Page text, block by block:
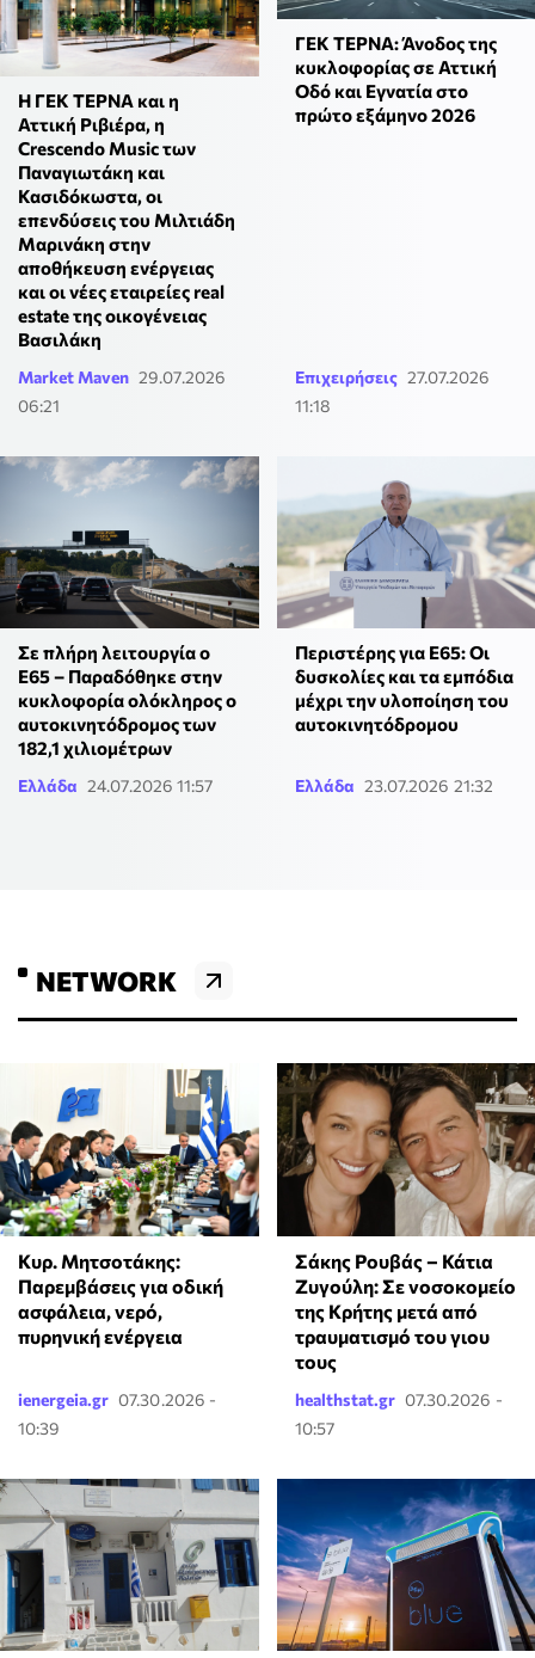
Η ΓΕΚ ΤΕΡΝΑ και η
Αττική Ριβιέρα, η
Crescendo Music των
Παναγιωτάκη και
Κασιδόκωστα, οι
επενδύσεις του Μιλτιάδη
Μαρινάκη στην
αποθήκευση ενέργειας
και οι νέες εταιρείες real
estate της οικογένειας
Βασιλάκη
Market Maven 29.07.2026
06:21
ΓΕΚ ΤΕΡΝΑ: Άνοδος της
κυκλοφορίας σε Αττική
Οδό και Εγνατία στο
πρώτο εξάμηνο 2026
Επιχειρήσεις 27.07.2026
11:18
Σε πλήρη λειτουργία ο
Ε65 – Παραδόθηκε στην
κυκλοφορία ολόκληρος ο
αυτοκινητόδρομος των
182,1 χιλιομέτρων
Ελλάδα 24.07.2026 11:57
Περιστέρης για E65: Οι
δυσκολίες και τα εμπόδια
μέχρι την υλοποίηση του
αυτοκινητόδρομου
Ελλάδα 23.07.2026 21:32
NETWORK
Κυρ. Μητσοτάκης:
Παρεμβάσεις για οδική
ασφάλεια, νερό,
πυρηνική ενέργεια
ienergeia.gr 07.30.2026 -
10:39
Σάκης Ρουβάς – Κάτια
Ζυγούλη: Σε νοσοκομείο
της Κρήτης μετά από
τραυματισμό του γιου
τους
healthstat.gr 07.30.2026 -
10:57